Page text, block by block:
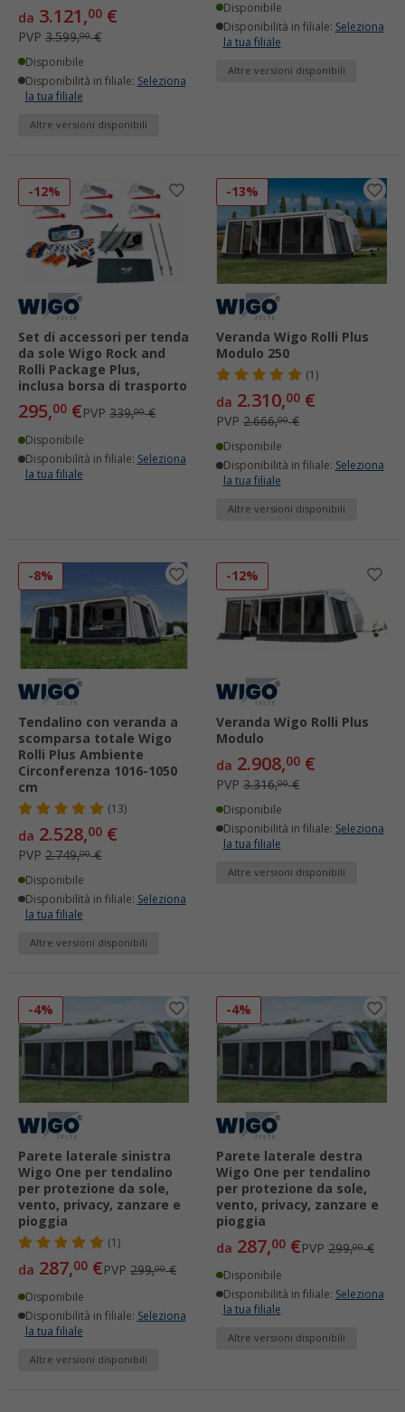
da 3.121,00 €
PVP 3.599,00€
Disponibile
Disponibilità in filiale: Seleziona
la tua filiale
Altre versioni disponibili
Disponibile
Disponibilità in filiale: Seleziona
la tua filiale
Altre versioni disponibili
-12%
Set di accessori per tenda
da sole Wigo Rock and
Rolli Package Plus,
inclusa borsa di trasporto
295,00 €PVP 339,00€
Disponibile
Disponibilità in filiale: Seleziona
la tua filiale
-13%
Veranda Wigo Rolli Plus
Modulo 250
(1)
da 2.310,00 €
PVP 2.666,00€
Disponibile
Disponibilità in filiale: Seleziona
la tua filiale
Altre versioni disponibili
-8%
Tendalino con veranda a
scomparsa totale Wigo
Rolli Plus Ambiente
Circonferenza 1016-1050
cm
(13)
da 2.528,00 €
PVP 2.749,00€
Disponibile
Disponibilità in filiale: Seleziona
la tua filiale
Altre versioni disponibili
-12%
Veranda Wigo Rolli Plus
Modulo
da 2.908,00 €
PVP 3.316,00€
Disponibile
Disponibilità in filiale: Seleziona
la tua filiale
Altre versioni disponibili
-4%
Parete laterale sinistra
Wigo One per tendalino
per protezione da sole,
vento, privacy, zanzare e
pioggia
(1)
da 287,00 €PVP 299,00€
Disponibile
Disponibilità in filiale: Seleziona
la tua filiale
Altre versioni disponibili
-4%
Parete laterale destra
Wigo One per tendalino
per protezione da sole,
vento, privacy, zanzare e
pioggia
da 287,00 €PVP 299,00€
Disponibile
Disponibilità in filiale: Seleziona
la tua filiale
Altre versioni disponibili